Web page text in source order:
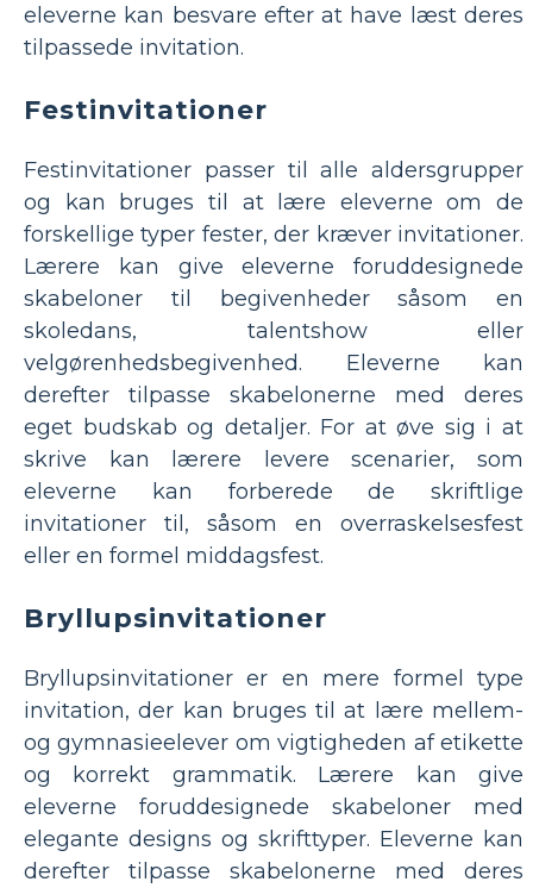
eleverne kan besvare efter at have læst deres
tilpassede invitation.
Festinvitationer
Festinvitationer passer til alle aldersgrupper
og kan bruges til at lære eleverne om de
forskellige typer fester, der kræver invitationer.
Lærere kan give eleverne foruddesignede
skabeloner til begivenheder såsom en
skoledans, talentshow eller
velgørenhedsbegivenhed. Eleverne kan
derefter tilpasse skabelonerne med deres
eget budskab og detaljer. For at øve sig i at
skrive kan lærere levere scenarier, som
eleverne kan forberede de skriftlige
invitationer til, såsom en overraskelsesfest
eller en formel middagsfest.
Bryllupsinvitationer
Bryllupsinvitationer er en mere formel type
invitation, der kan bruges til at lære mellem-
og gymnasieelever om vigtigheden af etikette
og korrekt grammatik. Lærere kan give
eleverne foruddesignede skabeloner med
elegante designs og skrifttyper. Eleverne kan
derefter tilpasse skabelonerne med deres